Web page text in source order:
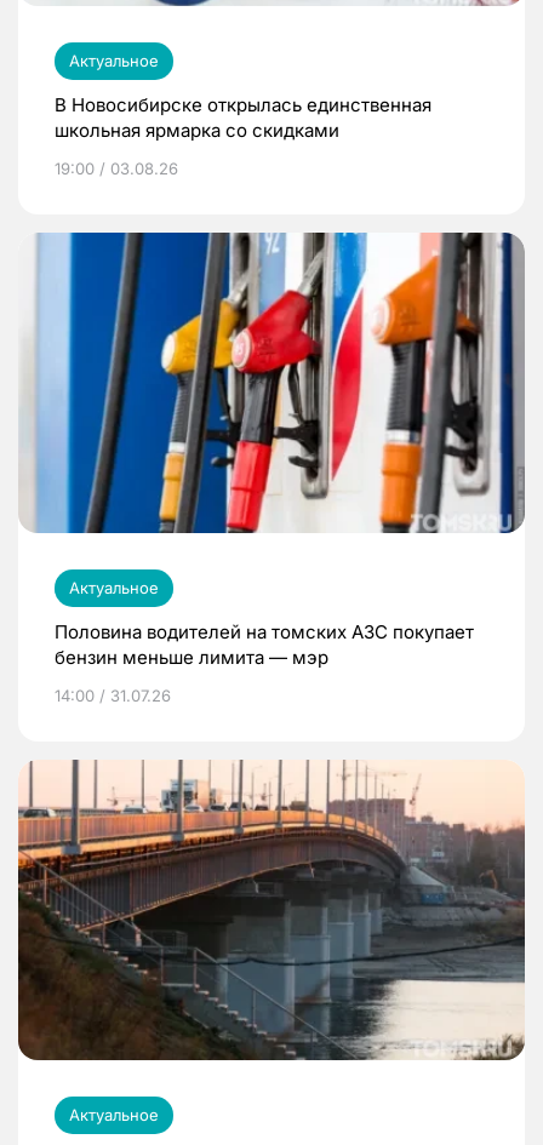
Актуальное
В Новосибирске открылась единственная
школьная ярмарка со скидками
19:00 / 03.08.26
Актуальное
Половина водителей на томских АЗС покупает
бензин меньше лимита — мэр
14:00 / 31.07.26
Актуальное